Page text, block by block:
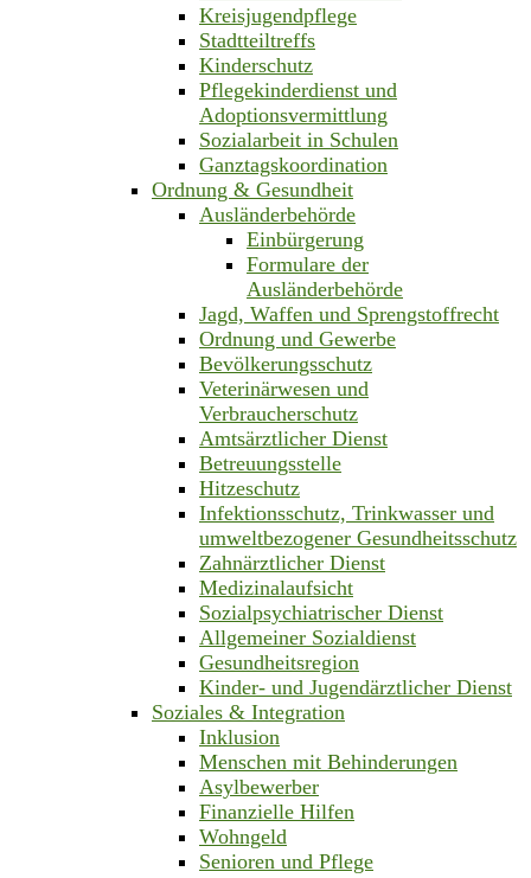
Kreisjugendpflege
Stadtteiltreffs
Kinderschutz
Pflegekinderdienst und
Adoptionsvermittlung
Sozialarbeit in Schulen
Ganztagskoordination
Ordnung & Gesundheit
Ausländerbehörde
Einbürgerung
Formulare der
Ausländerbehörde
Jagd, Waffen und Sprengstoffrecht
Ordnung und Gewerbe
Bevölkerungsschutz
Veterinärwesen und
Verbraucherschutz
Amtsärztlicher Dienst
Betreuungsstelle
Hitzeschutz
Infektionsschutz, Trinkwasser und
umweltbezogener Gesundheitsschutz
Zahnärztlicher Dienst
Medizinalaufsicht
Sozialpsychiatrischer Dienst
Allgemeiner Sozialdienst
Gesundheitsregion
Kinder- und Jugendärztlicher Dienst
Soziales & Integration
Inklusion
Menschen mit Behinderungen
Asylbewerber
Finanzielle Hilfen
Wohngeld
Senioren und Pflege